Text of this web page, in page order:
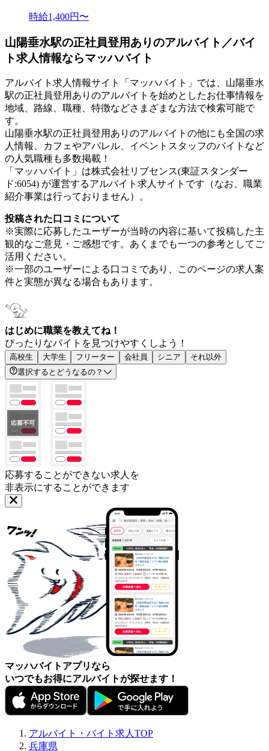
時給1,400円〜
山陽垂水駅の正社員登用ありのアルバイト／バイ
ト求人情報ならマッハバイト
アルバイト求人情報サイト「マッハバイト」では、山陽垂水
駅の正社員登用ありのアルバイトを始めとしたお仕事情報を
地域、路線、職種、特徴などさまざまな方法で検索可能で
す。
山陽垂水駅の正社員登用ありのアルバイトの他にも全国の求
人情報、カフェやアパレル、イベントスタッフのバイトなど
の人気職種も多数掲載！
「マッハバイト」は株式会社リブセンス(東証スタンダー
ド:6054) が運営するアルバイト求人サイトです（なお、職業
紹介事業は行っておりません）。
投稿された口コミについて
※実際に応募したユーザーが当時の内容に基いて投稿した主
観的なご意見・ご感想です。あくまでも一つの参考としてご
活用ください。
※一部のユーザーによる口コミであり、このページの求人案
件と実態が異なる場合もあります。
はじめに職業を教えてね！
ぴったりなバイトを見つけやすくしよう！
高校生 大学生 フリーター 会社員 シニア
それ以外
選択するとどうなるの？
応募することができない求人を
非表示にすることができます
マッハバイトアプリなら
いつでもお得にアルバイトが探せます！
アルバイト・バイト求人TOP
兵庫県